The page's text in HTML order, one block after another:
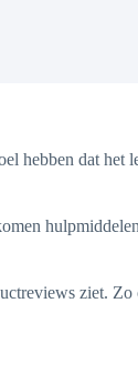
hebben dat het
ziet.